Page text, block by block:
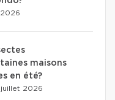
maisons
en été?
2026